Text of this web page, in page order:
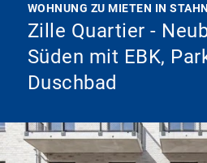
WOHNUNG ZU MIETEN IN
Zille Quartier -
Süden mit EBK,
Duschbad